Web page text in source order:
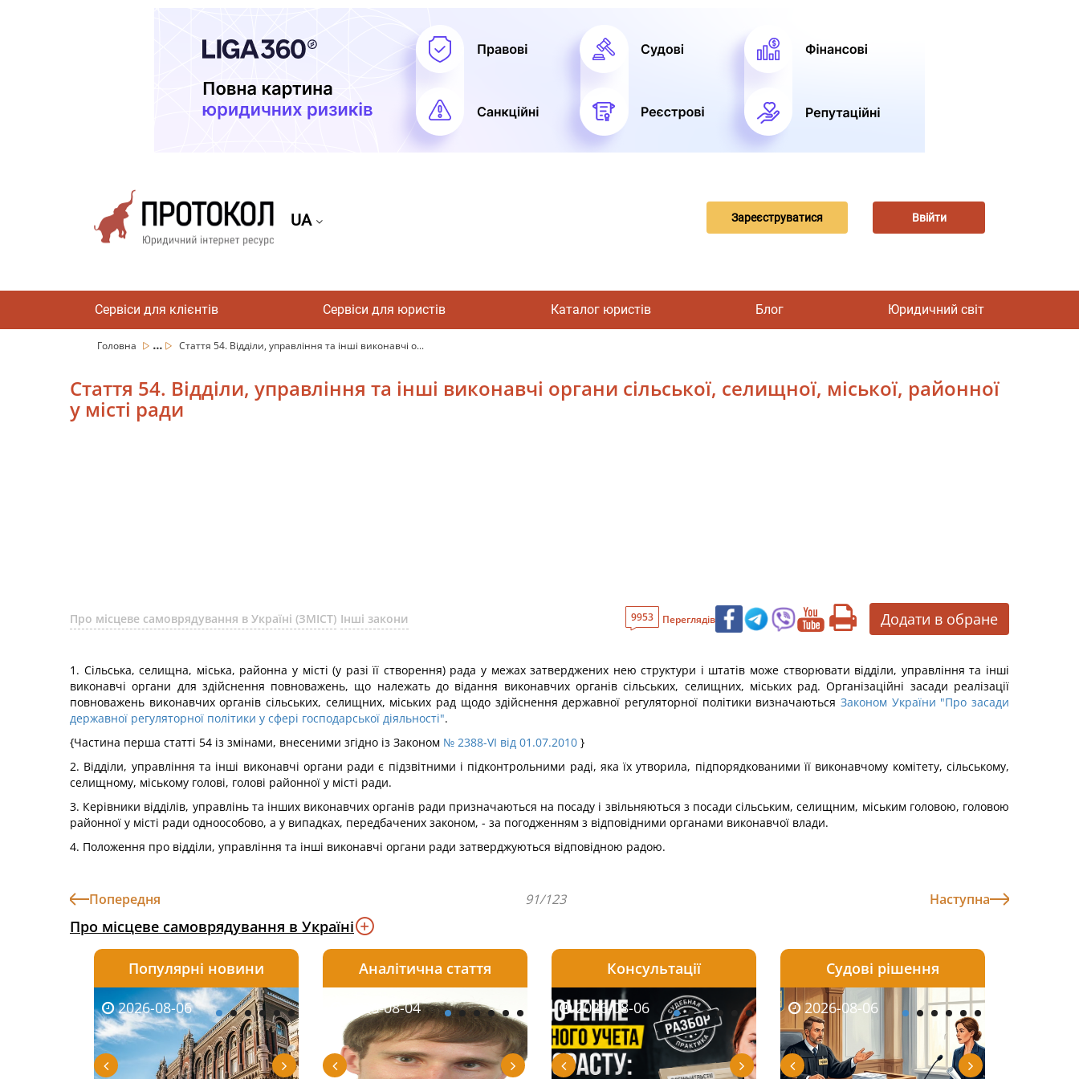
UA Зареєструватися Ввійти
Сервіси для клієнтів Сервіси для юристів Каталог юристів Блог Юридичний світ
Головна ... Стаття 54. Відділи, управління та інші виконавчі о...
Стаття 54. Відділи, управління та інші виконавчі органи сільської, селищної, міської, районної
у місті ради
Про місцеве самоврядування в Україні (ЗМІСТ) Інші закони 9953 Переглядів Додати в обране
1. Сільська, селищна, міська, районна у місті (у разі її створення) рада у межах затверджених нею структури і штатів може створювати відділи, управління та інші
виконавчі органи для здійснення повноважень, що належать до відання виконавчих органів сільських, селищних, міських рад. Організаційні засади реалізації
повноважень виконавчих органів сільських, селищних, міських рад щодо здійснення державної регуляторної політики визначаються Законом України "Про засади
державної регуляторної політики у сфері господарської діяльності".
{Частина перша статті 54 із змінами, внесеними згідно із Законом № 2388-VI від 01.07.2010 }
2. Відділи, управління та інші виконавчі органи ради є підзвітними і підконтрольними раді, яка їх утворила, підпорядкованими її виконавчому комітету, сільському,
селищному, міському голові, голові районної у місті ради.
3. Керівники відділів, управлінь та інших виконавчих органів ради призначаються на посаду і звільняються з посади сільським, селищним, міським головою, головою
районної у місті ради одноособово, а у випадках, передбачених законом, - за погодженням з відповідними органами виконавчої влади.
4. Положення про відділи, управління та інші виконавчі органи ради затверджуються відповідною радою.
Попередня 91/123 Наступна
Про місцеве самоврядування в Україні
Популярні новини
2026-08-06 2026-08-06 2026-08-06 2026-08-05 2026-08-05
Аналітична стаття
2026-08-03 2026-08-04 2026-08-04 2026-08-03 2026-08-03
Консультації
2026-08-05 2026-08-06 2026-08-06 2026-08-06
Судові рішення
2026-07-30 2026-08-06